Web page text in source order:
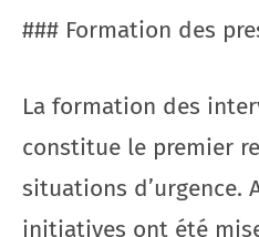
### Formation des
La formation des
constitue le premier
situations d’urgence.
initiatives ont été